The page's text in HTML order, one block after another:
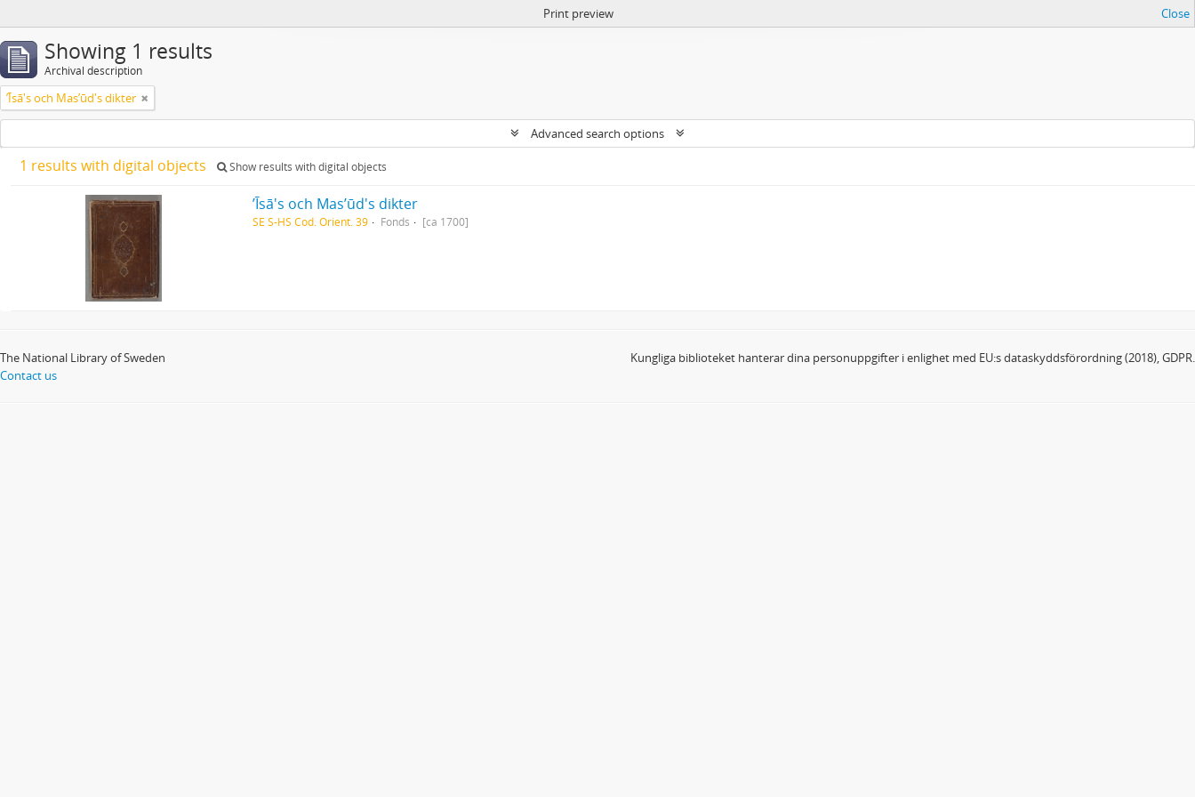
Print preview Close
Showing 1 results
Archival description
ʼĪsā's och Masʼūd's dikter
Advanced search options
1 results with digital objects Show results with digital objects
ʼĪsā's och Masʼūd's dikter
SE S-HS Cod. Orient. 39 Fonds [ca 1700]
The National Library of Sweden
Contact us
Kungliga biblioteket hanterar dina personuppgifter i enlighet med EU:s dataskyddsförordning (2018), GDPR.